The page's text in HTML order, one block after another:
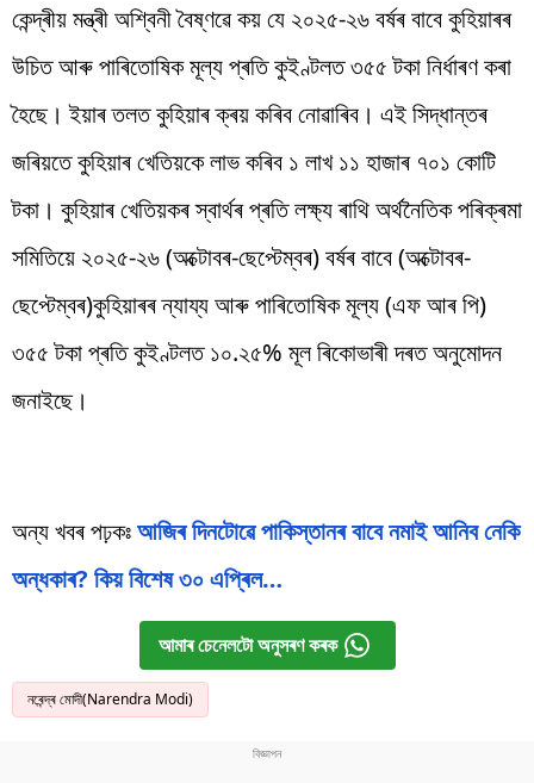
কেন্দ্ৰীয় মন্ত্ৰী অশ্বিনী বৈষ্ণৱে কয় যে ২০২৫-২৬ বৰ্ষৰ বাবে কুহিয়াৰৰ
উচিত আৰু পাৰিতোষিক মূল্য প্ৰতি কুইণ্টলত ৩৫৫ টকা নিৰ্ধাৰণ কৰা
হৈছে। ইয়াৰ তলত কুহিয়াৰ ক্ৰয় কৰিব নোৱাৰিব। এই সিদ্ধান্তৰ
জৰিয়তে কুহিয়াৰ খেতিয়কে লাভ কৰিব ১ লাখ ১১ হাজাৰ ৭০১ কোটি
টকা। কুহিয়াৰ খেতিয়কৰ স্বাৰ্থৰ প্ৰতি লক্ষ্য ৰাথি অৰ্থনৈতিক পৰিক্ৰমা
সমিতিয়ে ২০২৫-২৬ (অক্টোবৰ-ছেপ্টেম্বৰ) বৰ্ষৰ বাবে (অক্টোবৰ-
ছেপ্টেম্বৰ)কুহিয়াৰৰ ন্যায্য আৰু পাৰিতোষিক মূল্য (এফ আৰ পি)
৩৫৫ টকা প্ৰতি কুইণ্টলত ১০.২৫% মূল ৰিকোভাৰী দৰত অনুমোদন
জনাইছে।
অন্য খবৰ পঢ়কঃআজিৰ দিনটোৱে পাকিস্তানৰ বাবে নমাই আনিব নেকি
অন্ধকাৰ? কিয় বিশেষ ৩০ এপ্ৰিল…
আমাৰ চেনেলটো অনুসৰণ কৰক
নৰেন্দ্ৰ মোদী(Narendra Modi)